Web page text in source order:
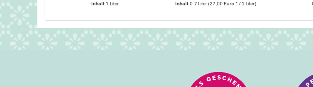
Inhalt1 Liter Inhalt 0.7 Liter (27,00 Euro * / 1 Liter)